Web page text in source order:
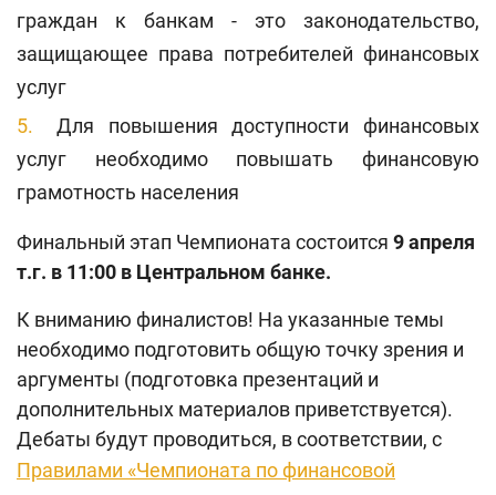
граждан к банкам - это законодательство,
защищающее права потребителей финансовых
услуг
Для повышения доступности финансовых
услуг необходимо повышать финансовую
грамотность населения
Финальный этап Чемпионата состоится 9 апреля
т.г. в 11:00 в Центральном банке.
К вниманию финалистов! На указанные темы
необходимо подготовить общую точку зрения и
аргументы (подготовка презентаций и
дополнительных материалов приветствуется).
Дебаты будут проводиться, в соответствии, с
Правилами «Чемпионата по финансовой